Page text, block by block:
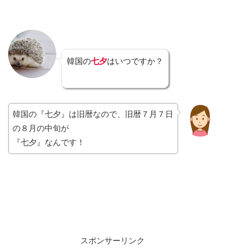
韓国の七夕はいつですか？
韓国の『七夕』は旧暦なので、旧暦７月７日
の８月の中旬が
『七夕』なんです！
スポンサーリンク